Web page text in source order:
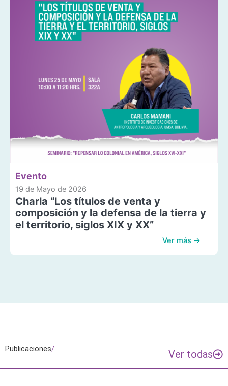
Evento
19 de Mayo de 2026
Charla “Los títulos de venta y
composición y la defensa de la tierra y
el territorio, siglos XIX y XX”
Ver más →
Publicaciones/ Ver todas